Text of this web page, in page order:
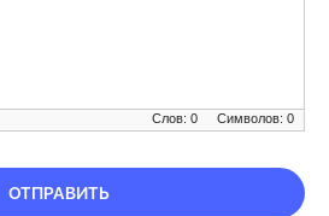
Символов: 0
Слов: 0
ОТПРАВИТЬ